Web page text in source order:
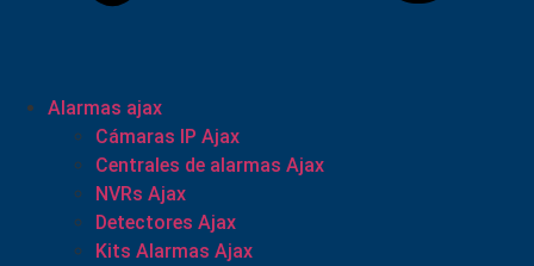
Alarmas ajax
Cámaras IP Ajax
Centrales de alarmas Ajax
NVRs Ajax
Detectores Ajax
Kits Alarmas Ajax